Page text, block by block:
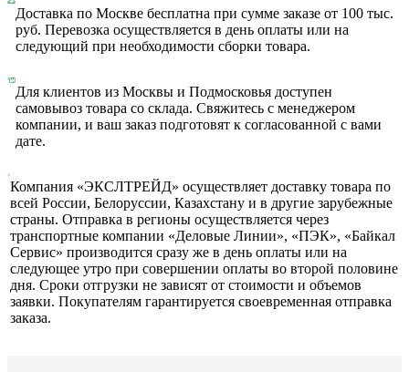
Доставка по Москве бесплатна при сумме заказе от 100 тыс.
руб. Перевозка осуществляется в день оплаты или на
следующий при необходимости сборки товара.
Для клиентов из Москвы и Подмосковья доступен
самовывоз товара со склада. Свяжитесь с менеджером
компании, и ваш заказ подготовят к согласованной с вами
дате.
Компания «ЭКСЛТРЕЙД» осуществляет доставку товара по
всей России, Белоруссии, Казахстану и в другие зарубежные
страны. Отправка в регионы осуществляется через
транспортные компании «Деловые Линии», «ПЭК», «Байкал
Сервис» производится сразу же в день оплаты или на
следующее утро при совершении оплаты во второй половине
дня. Сроки отгрузки не зависят от стоимости и объемов
заявки. Покупателям гарантируется своевременная отправка
заказа.